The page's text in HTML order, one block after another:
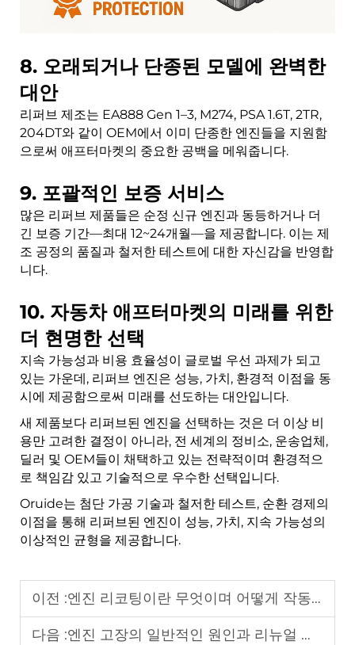
8. 오래되거나 단종된 모델에 완벽한
대안
리퍼브 제조는 EA888 Gen 1–3, M274, PSA 1.6T, 2TR,
204DT와 같이 OEM에서 이미 단종한 엔진들을 지원함
으로써 애프터마켓의 중요한 공백을 메워줍니다.
9. 포괄적인 보증 서비스
많은 리퍼브 제품들은 순정 신규 엔진과 동등하거나 더
긴 보증 기간—최대 12~24개월—을 제공합니다. 이는 제
조 공정의 품질과 철저한 테스트에 대한 자신감을 반영합
니다.
10. 자동차 애프터마켓의 미래를 위한
더 현명한 선택
지속 가능성과 비용 효율성이 글로벌 우선 과제가 되고
있는 가운데, 리퍼브 엔진은 성능, 가치, 환경적 이점을 동
시에 제공함으로써 미래를 선도하는 대안입니다.
새 제품보다 리퍼브된 엔진을 선택하는 것은 더 이상 비
용만 고려한 결정이 아니라, 전 세계의 정비소, 운송업체,
딜러 및 OEM들이 채택하고 있는 전략적이며 환경적으
로 책임감 있고 기술적으로 우수한 선택입니다.
Oruide는 첨단 가공 기술과 철저한 테스트, 순환 경제의
이점을 통해 리퍼브된 엔진이 성능, 가치, 지속 가능성의
이상적인 균형을 제공합니다.
이전 :엔진 리코팅이란 무엇이며 어떻게 작동하는가 — 오루이드의 공정 내부
다음 :엔진 고장의 일반적인 원인과 리뉴얼 제조가 이를 해결하는 방법